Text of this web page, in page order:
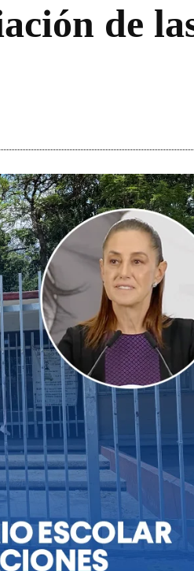
de